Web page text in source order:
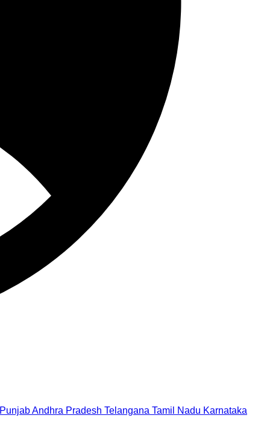
PunjabAndhra Pradesh Telangana Tamil Nadu Karnataka